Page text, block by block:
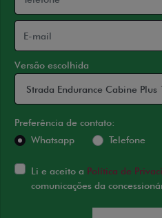
Versão escolhida
Preferência de contato:
Whatsapp
Telefone
Li e aceito a Política de
comunicações da